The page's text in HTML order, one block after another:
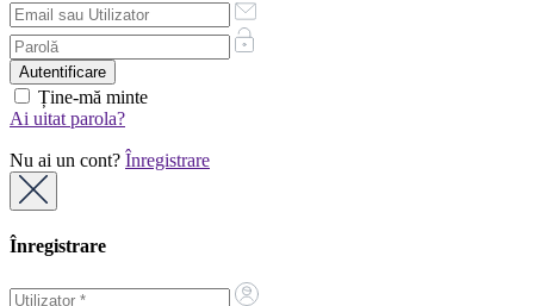
Ține-mă minte
Ai uitat parola?
Nu ai un cont? Înregistrare
Înregistrare